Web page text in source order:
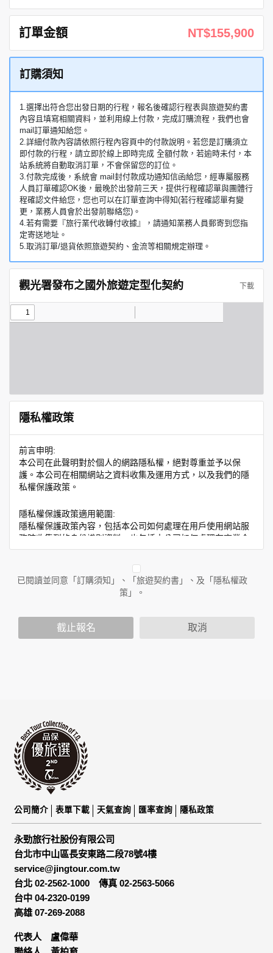
訂單金額 NT$155,900
訂購須知
1.選擇出符合您出發日期的行程，報名後確認行程表與旅遊契約書
內容且填寫相關資料，並利用線上付款，完成訂購流程，我們也會
mail訂單通知給您。
2.詳細付款內容請依照行程內容頁中的付款說明。若您是訂購須立
即付款的行程，請立即於線上即時完成 全額付款，若逾時未付，本
站系統將自動取消訂單，不會保留您的訂位。
3.付款完成後，系統會 mail封付款成功通知信函給您，經專屬服務
人員訂單確認OK後，最晚於出發前三天，提供行程確認單與團體行
程確認文件給您，您也可以在訂單查詢中得知(若行程確認單有變
更，業務人員會於出發前聯絡您)。
4.若有需要『旅行業代收轉付收據』，請通知業務人員郵寄到您指
定寄送地址。
5.取消訂單/退貨依照旅遊契約、金流等相關規定辦理。
觀光署發布之國外旅遊定型化契約 下載
隱私權政策
前言申明:
本公司在此聲明對於個人的網路隱私權，絕對尊重並予以保
護。本公司在相關網站之資料收集及運用方式，以及我們的隱
私權保護政策。
隱私權保護政策適用範圍:
隱私權保護政策內容，包括本公司如何處理在用戶使用網站服
務時收集到的身份識別資料，也包括本公司如何處理在商業合
作與本公司合作時分享的任何身份識別資料。隱私權保護政策
人員。例如您透過本公司旗下網站上的廣告廠商連結，這些置
放連結的廠商也可能蒐集您個人的資料。對於您主動提供的個
人資訊，這些廣告廠商或連結網站有其個別的隱私權保護政
您個人在本網站上的聊天室或討論區中任意公開個人資料的行
您所提供的姓名、電子郵件地址、聯絡方式及使用時間等。
於一般瀏覽時，伺服器會自行記錄相關行徑，包括您使用連線
設備的 IP 位址、使用時間、使用的瀏覽器、瀏覽及點選資料記
錄等，做為我們增進網站服務的參考依據，此記錄為內部應
用，決不對外公布。
為提供精確的服務，我們會將收集的問卷調查內容進行統計與
分析，分析結果之統計數據或說明文字呈現，除供內部研究
外，我們會視需要公佈統計數據及說明文字，但不涉及特定個
人之資料。
除非取得您的同意或其他法令之特別規定，本網站絕不會將您
的個人資料揭露予第三人或使用於蒐集目的以外之其他用途。
在您於本網站註冊帳號、使用本網站相關產品、服務、活動或
贈獎時，本網站會收集您的個人識別資料，本網站也可以從商
業夥伴處取得個人資料。
當客戶在本網站註冊時，我們會取得您的姓名、電話、住址、
身份證字號、電子郵件、出生日期、性別、行業等相關資料，
當您註冊成功，並登入使用我們的服務後，我們即取得您的資
料。註冊時，本網站取得您的姓名、電話、住址、身份證字
號、電子郵件、出生日期、性別、行業等相關資料，當您註冊
已閱讀並同意「訂購須知」、「旅遊契約書」、及「隱私權政
策」。
截止報名 取消
公司簡介 表單下載 天氣查詢 匯率查詢 隱私政策
永勁旅行社股份有限公司
台北市中山區長安東路二段78號4樓
service@jingtour.com.tw
台北 02-2562-1000 傳真 02-2563-5066
台中 04-2320-0199
高雄 07-269-2088
代表人 盧偉華